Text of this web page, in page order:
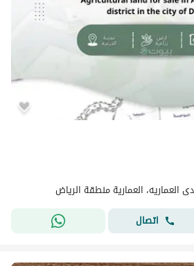
العماريه، العمارية منطقة الرياض
اتصال